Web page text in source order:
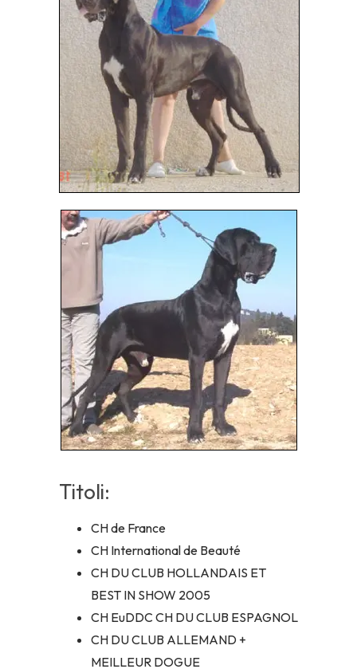
Titoli:
CH de France
CH International de Beauté
CH DU CLUB HOLLANDAIS ET
BEST IN SHOW 2005
CH EuDDC CH DU CLUB ESPAGNOL
CH DU CLUB ALLEMAND +
MEILLEUR DOGUE